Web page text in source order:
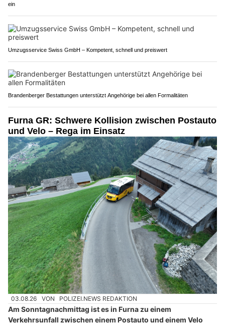
ein
Umzugsservice Swiss GmbH – Kompetent, schnell und preiswert
Brandenberger Bestattungen unterstützt Angehörige bei allen Formalitäten
Furna GR: Schwere Kollision zwischen Postauto
und Velo – Rega im Einsatz
03.08.26 VON POLIZEI.NEWS REDAKTION
Am Sonntagnachmittag ist es in Furna zu einem
Verkehrsunfall zwischen einem Postauto und einem Velo